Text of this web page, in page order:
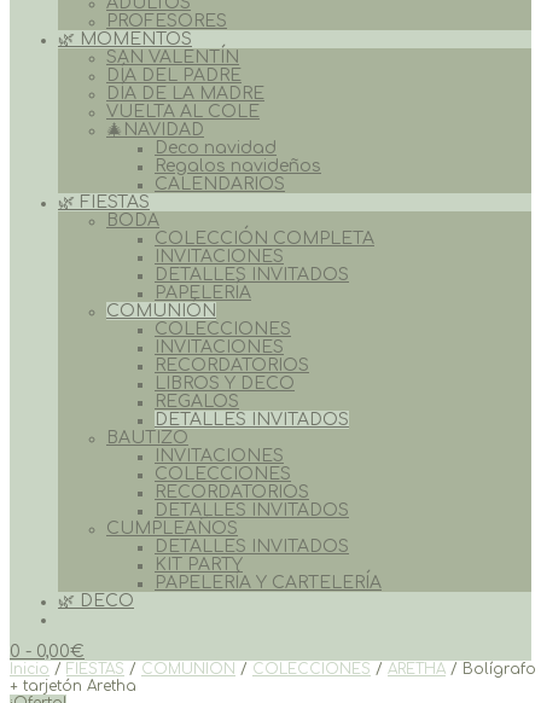
PROFESORES
🌿 MOMENTOS
SAN VALENTÍN
DÍA DEL PADRE
DÍA DE LA MADRE
VUELTA AL COLE
🎄NAVIDAD
Deco navidad
Regalos navideños
CALENDARIOS
🌿 FIESTAS
BODA
COLECCIÓN COMPLETA
INVITACIONES
DETALLES INVITADOS
PAPELERÍA
COMUNIÓN
COLECCIONES
INVITACIONES
RECORDATORIOS
LIBROS Y DECO
REGALOS
DETALLES INVITADOS
BAUTIZO
INVITACIONES
COLECCIONES
RECORDATORIOS
DETALLES INVITADOS
CUMPLEAÑOS
DETALLES INVITADOS
KIT PARTY
PAPELERÍA Y CARTELERÍA
🌿 DECO
0 - 0,00€
Inicio / FIESTAS / COMUNIÓN / COLECCIONES / ARETHA / Bolígrafo
+ tarjetón Aretha